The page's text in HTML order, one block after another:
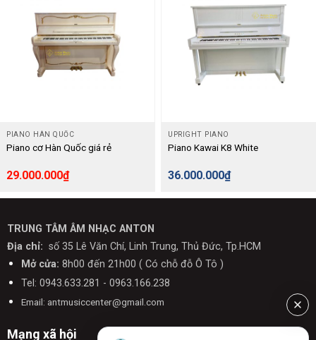
PIANO HÀN QUỐC
Piano cơ Hàn Quốc giá rẻ
29.000.000₫
UPRIGHT PIANO
Piano Kawai K8 White
36.000.000₫
TRUNG TÂM ÂM NHẠC ANTON
Địa chỉ: số 35 Lê Văn Chí, Linh Trung, Thủ Đức, Tp.HCM
Mở cửa: 8h00 đến 21h00 ( Có chỗ đỗ Ô Tô )
Tel: 0943.633.281 - 0963.166.238
Email: antmusiccenter@gmail.com
Mạng xã hội